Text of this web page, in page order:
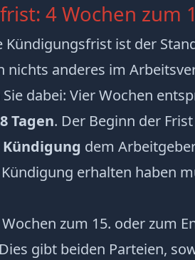
4 Wochen zum
Kündigungsfrist ist der
nichts anderes im
dabei: Vier Wochen
Tagen. Der Beginn der
Kündigung dem
erhalten haben
zum 15. oder zum
gibt beiden Parteien,